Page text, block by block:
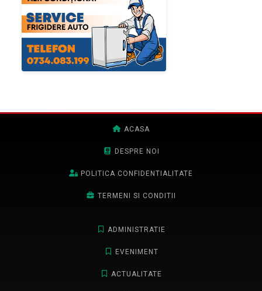
ACASA
DESPRE NOI
POLITICA CONFIDENTIALITATE
TERMENI SI CONDITII
ADMINISTRATIE
EVENIMENT
ACTUALITATE